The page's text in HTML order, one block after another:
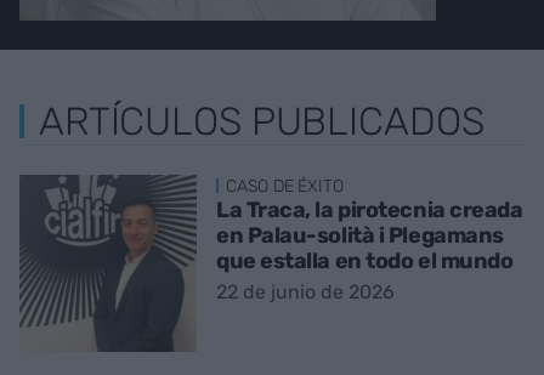
ARTÍCULOS PUBLICADOS
CASO DE ÉXITO
La Traca, la pirotecnia creada
en Palau-solità i Plegamans
que estalla en todo el mundo
22 de junio de 2026